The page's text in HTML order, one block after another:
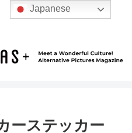
ーステッカー
Japanese